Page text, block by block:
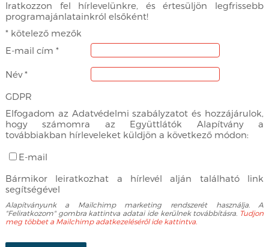
Iratkozzon fel hírlevelünkre, és értesüljön legfrissebb
programajánlatainkról elsőként!
*kötelező mezők
E-mail cím *
Név*
GDPR
Elfogadom az Adatvédelmi szabályzatot és hozzájárulok,
hogy számomra az Együttlátók Alapítvány a
továbbiakban hírleveleket küldjön a következő módon:
E-mail
Bármikor leiratkozhat a hírlevél alján található link
segítségével
Alapítványunk a Mailchimp marketing rendszerét használja. A
"Feliratkozom" gombra kattintva adatai ide kerülnek továbbításra. Tudjon
meg többet a Mailchimp adatkezeléséről ide kattintva.